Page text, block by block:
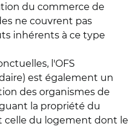
du commerce de
ne couvrent pas
inhérents à ce type
l'OFS
est également un
des organismes de
la propriété du
celle du logement dont le